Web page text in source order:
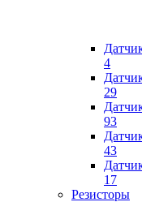
4
29
93
43
17
Резисторы